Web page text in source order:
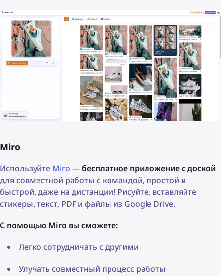
Miro
Используйте Miro —бесплатное приложение с доской
для совместной работы с командой, простой и
быстрой, даже на дистанции! Рисуйте, вставляйте
стикеры, текст, PDF и файлы из Google Drive.
С помощью Miro вы сможетe:
Легко сотрудничать с другими
Улучать совместный процесс работы